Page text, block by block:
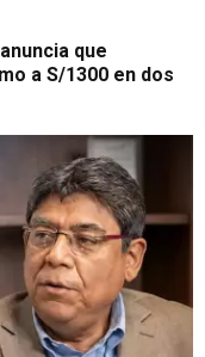
que
a S/1300 en dos